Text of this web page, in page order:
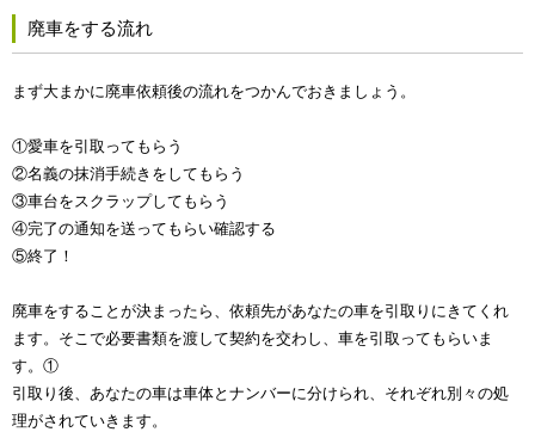
廃車をする流れ
まず大まかに廃車依頼後の流れをつかんでおきましょう。
①愛車を引取ってもらう
②名義の抹消手続きをしてもらう
③車台をスクラップしてもらう
④完了の通知を送ってもらい確認する
⑤終了！
廃車をすることが決まったら、依頼先があなたの車を引取りにきてくれ
ます。そこで必要書類を渡して契約を交わし、車を引取ってもらいま
す。①
引取り後、あなたの車は車体とナンバーに分けられ、それぞれ別々の処
理がされていきます。